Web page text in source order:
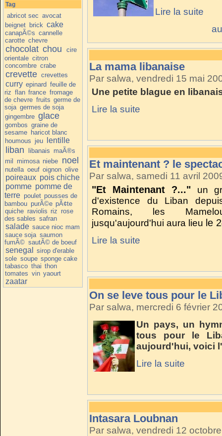
Tag
abricot sec avocat
beignet brick cake
canapÃ©s cannelle
carotte chevre
chocolat chou
cire
orientale citron
concombre crabe
crevette crevettes
curry epinard feuille de
riz flan france fromage
de chevre fruits germe de
soja germes de soja
gingembre glace
gombos graine de
sesame haricot blanc
houmous jeu lentille
liban libanais maÃ®s
mil mimosa niebe noel
nutella oeuf oignon olive
poireaux pois chiche
pomme pomme de
terre poulet pousses de
bambou purÃ©e pÃ¢te
quiche raviolis riz rose
des sables safran
salade sauce nioc mam
sauce soja saumon
fumÃ© sautÃ© de boeuf
senegal
sirop d'erable
sole soupe sponge cake
tabasco thai thon
tomates vin yaourt
zaatar
Lire la suite
La mama libanaise
Par salwa, vendredi 15 mai
Une petite blague en
Lire la suite
Et maintenant ? le
Par salwa, samedi 11 avril
"Et Maintenant ?..." un
d'existence du Liban
Romains, les
jusqu'aujourd'hui aura lieu le
Lire la suite
On se leve tous pour le
Par salwa, mercredi 6 février
Un pays, un
tous pour le
aujourd'hui, voici
Lire la suite
Intasara Loubnan
Par salwa, vendredi 12